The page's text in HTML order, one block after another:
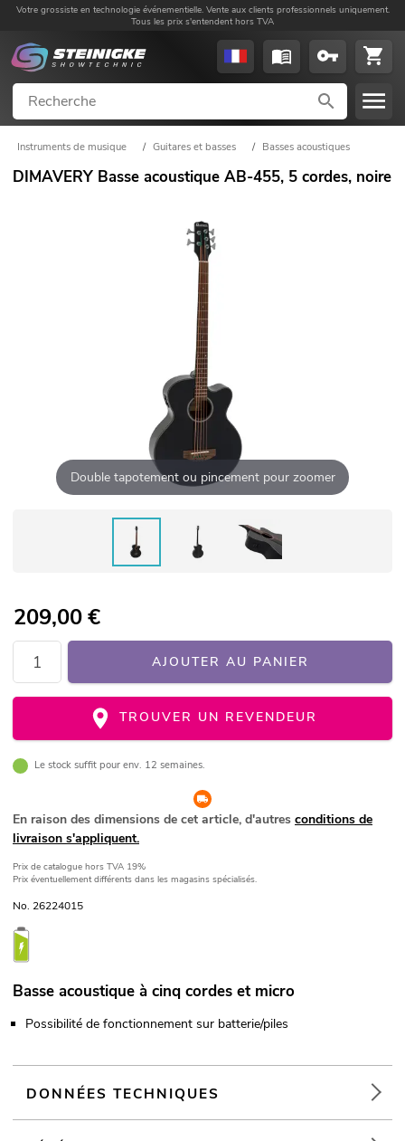
Votre grossiste en technologie événementielle. Vente aux clients professionnels uniquement.
Tous les prix s'entendent hors TVA
Instruments de musique / Guitares et basses / Basses acoustiques
DIMAVERY Basse acoustique AB-455, 5 cordes, noire
Double tapotement ou pincement pour zoomer
209,00€
AJOUTER AU PANIER
TROUVER UN REVENDEUR
Le stock suffit pour env. 12 semaines.
En raison des dimensions de cet article, d'autres conditions de
livraison s'appliquent.
Prix de catalogue hors TVA 19%
Prix éventuellement différents dans les magasins spécialisés.
No. 26224015
Basse acoustique à cinq cordes et micro
Possibilité de fonctionnement sur batterie/piles
DONNÉES TECHNIQUES